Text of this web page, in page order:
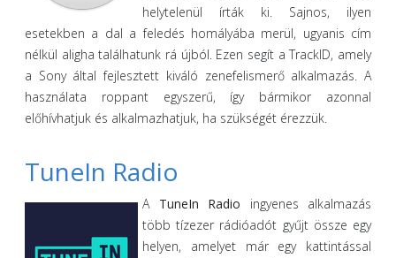
helytelenül írták ki. Sajnos, ilyen
esetekben a dal a feledés homályába merül, ugyanis cím
nélkül aligha találhatunk rá újból. Ezen segít a TrackID, amely
a Sony által fejlesztett kiváló zenefelismerő alkalmazás. A
használata roppant egyszerű, így bármikor azonnal
előhívhatjuk és alkalmazhatjuk, ha szükségét érezzük.
TuneIn Radio
A TuneIn Radio ingyenes alkalmazás
több tízezer rádióadót gyűjt össze egy
helyen, amelyet már egy kattintással